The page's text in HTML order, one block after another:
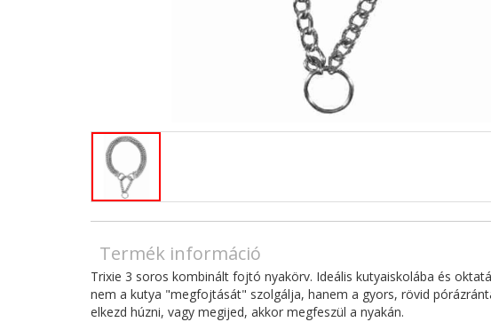
Termék információ
Trixie 3 soros kombinált fojtó nyakörv. Ideális kutyaiskolába és
nem a kutya "megfojtását" szolgálja, hanem a gyors, rövid
elkezd húzni, vagy megijed, akkor megfeszül a nyakán.